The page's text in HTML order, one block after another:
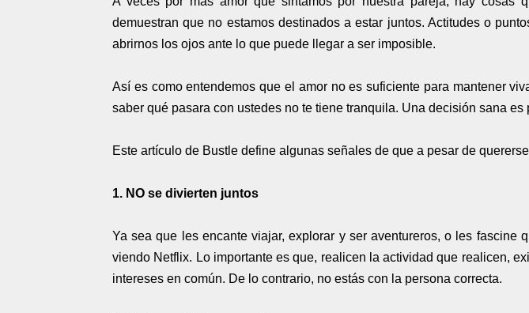
demuestran que no estamos destinados a estar juntos. Actitudes o
abrirnos los ojos ante lo que puede llegar a ser imposible.
Así es como entendemos que el amor no es suficiente para mantener
saber qué pasara con ustedes no te tiene tranquila. Una decisión sana es
Este artículo de Bustle define algunas señales de que a pesar de
1. NO se divierten juntos
Ya sea que les encante viajar, explorar y ser aventureros, o les fascine
viendo Netflix. Lo importante es que, realicen la actividad que realicen,
intereses en común. De lo contrario, no estás con la persona correcta.